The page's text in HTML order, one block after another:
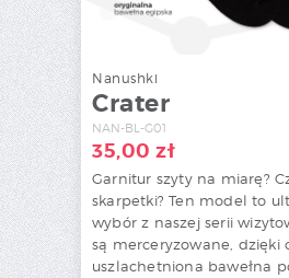
Nanushki
Crater
NAN-BL-G01
35,00 zł
Garnitur szyty na miarę?
skarpetki? Ten model to
wybór z naszej serii
są merceryzowane, dzięki
uszlachetniona bawełna